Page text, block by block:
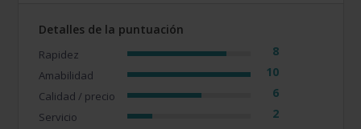
Detalles de la puntuación
Rapidez 8
Amabilidad 10
Calidad / precio 6
Servicio 2